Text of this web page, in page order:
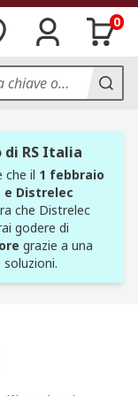
0
RS Italia
che il 1 febbraio
Distrelec
che Distrelec
godere di
grazie a una